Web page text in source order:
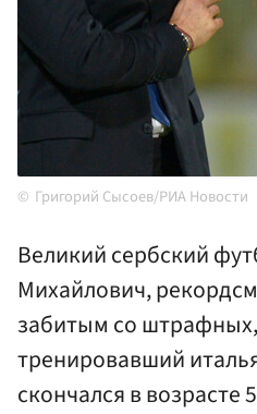
Григорий Сысоев/РИА Новости
Великий сербский
Михайлович,
забитым со
тренировавший
скончался в возрасте